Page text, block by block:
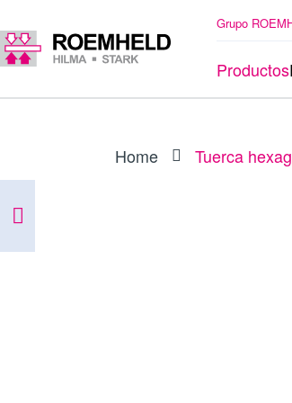
Grupo
Productos
Home Tuerca